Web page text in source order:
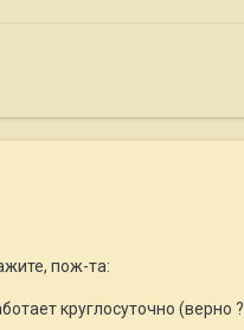
пож-та:
круглосуточно (верно